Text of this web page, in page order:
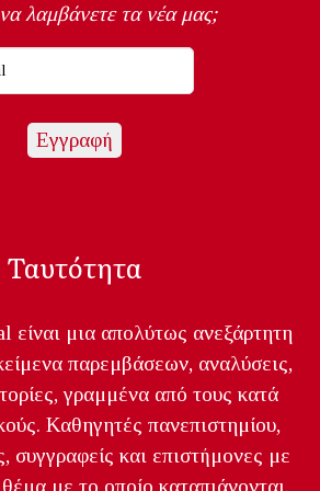
λαμβάνετε τα νέα μας;
Ταυτότητα
είναι μια απολύτως ανεξάρτητη
παρεμβάσεων, αναλύσεις,
γραμμένα από τους κατά
Καθηγητές πανεπιστημίου,
συγγραφείς και επιστήμονες με
με το οποίο καταπιάνονται.